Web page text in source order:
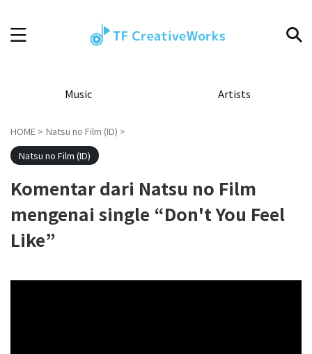
Music Artists
HOME > Natsu no Film (ID) >
Natsu no Film (ID)
Komentar dari Natsu no Film
mengenai single “Don't You Feel
Like”